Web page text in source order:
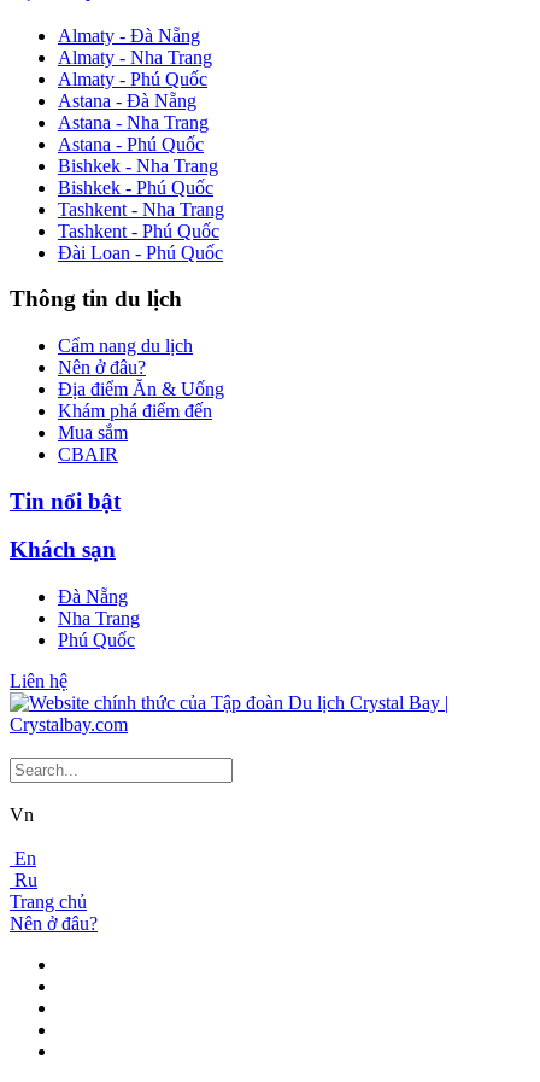
Almaty - Đà Nẵng
Almaty - Nha Trang
Almaty - Phú Quốc
Astana - Đà Nẵng
Astana - Nha Trang
Astana - Phú Quốc
Bishkek - Nha Trang
Bishkek - Phú Quốc
Tashkent - Nha Trang
Tashkent - Phú Quốc
Đài Loan - Phú Quốc
Thông tin du lịch
Cẩm nang du lịch
Nên ở đâu?
Địa điểm Ăn & Uống
Khám phá điểm đến
Mua sắm
CBAIR
Tin nổi bật
Khách sạn
Đà Nẵng
Nha Trang
Phú Quốc
Liên hệ
Vn
En
Ru
Trang chủ
Nên ở đâu?